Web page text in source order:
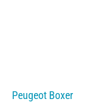
Peugeot Boxer